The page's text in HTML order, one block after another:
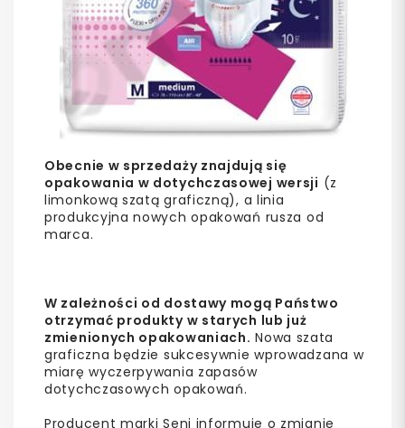
Obecnie w sprzedaży znajdują się
opakowania w dotychczasowej wersji (z
limonkową szatą graficzną), a linia
produkcyjna nowych opakowań rusza od
marca.
W zależności od dostawy mogą Państwo
otrzymać produkty w starych lub już
zmienionych opakowaniach. Nowa szata
graficzna będzie sukcesywnie wprowadzana w
miarę wyczerpywania zapasów
dotychczasowych opakowań.
Producent marki Seni informuje o zmianie